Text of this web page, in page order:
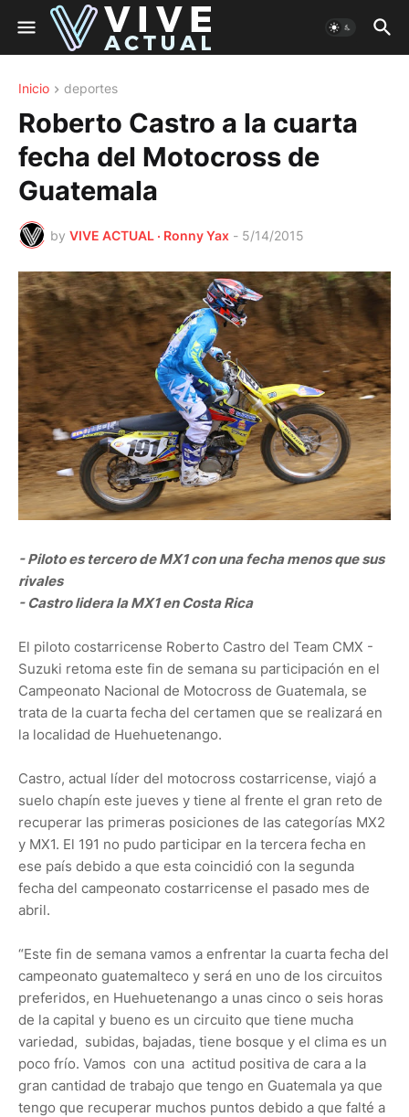
Inicio deportes
Roberto Castro a la cuarta
fecha del Motocross de
Guatemala
by VIVE ACTUAL · Ronny Yax - 5/14/2015
- Piloto es tercero de MX1 con una fecha menos que sus
rivales
- Castro lidera la MX1 en Costa Rica
El piloto costarricense Roberto Castro del Team CMX -
Suzuki retoma este fin de semana su participación en el
Campeonato Nacional de Motocross de Guatemala, se
trata de la cuarta fecha del certamen que se realizará en
la localidad de Huehuetenango.
Castro, actual líder del motocross costarricense, viajó a
suelo chapín este jueves y tiene al frente el gran reto de
recuperar las primeras posiciones de las categorías MX2
y MX1. El 191 no pudo participar en la tercera fecha en
ese país debido a que esta coincidió con la segunda
fecha del campeonato costarricense el pasado mes de
abril.
“Este fin de semana vamos a enfrentar la cuarta fecha del
campeonato guatemalteco y será en uno de los circuitos
preferidos, en Huehuetenango a unas cinco o seis horas
de la capital y bueno es un circuito que tiene mucha
variedad, subidas, bajadas, tiene bosque y el clima es un
poco frío. Vamos con una actitud positiva de cara a la
gran cantidad de trabajo que tengo en Guatemala ya que
tengo que recuperar muchos puntos debido a que falté a